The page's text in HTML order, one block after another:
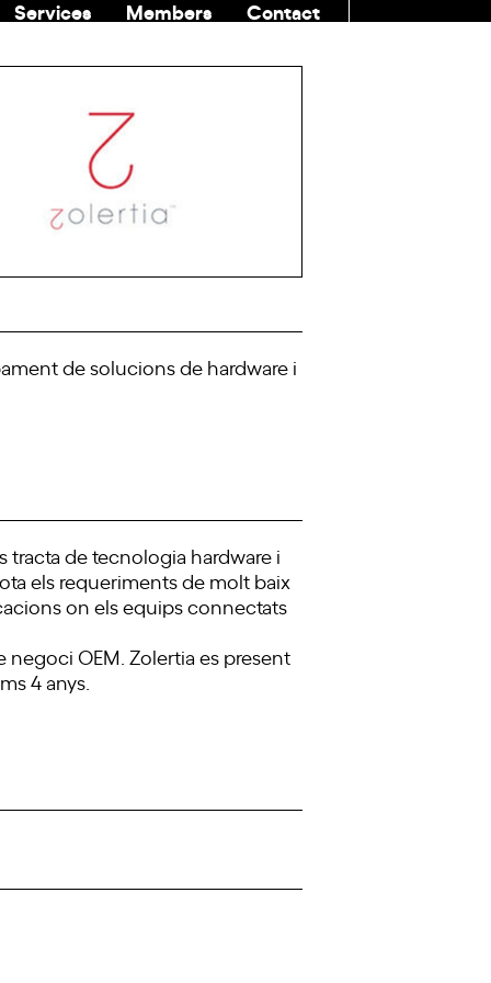
Services Members
Contact
de solucions de hardware i
tracta de tecnologia hardware i
els requeriments de molt baix
on els equips connectats
OEM. Zolertia es present
4 anys.